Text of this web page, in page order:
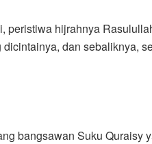
hijrahnya
dan sebaliknya,
bangsawan Suku Quraisy